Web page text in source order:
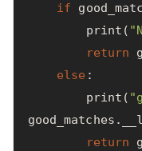
if
print (
return
else :
print (
good_matches .
return